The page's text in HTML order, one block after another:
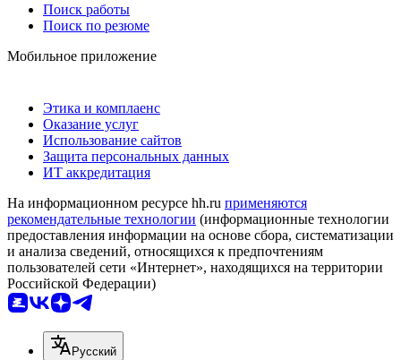
Поиск работы
Поиск по резюме
Мобильное приложение
Этика и комплаенс
Оказание услуг
Использование сайтов
Защита персональных данных
ИТ аккредитация
На информационном ресурсе hh.ru применяются
рекомендательные технологии (информационные технологии
предоставления информации на основе сбора, систематизации
и анализа сведений, относящихся к предпочтениям
пользователей сети «Интернет», находящихся на территории
Российской Федерации)
Русский